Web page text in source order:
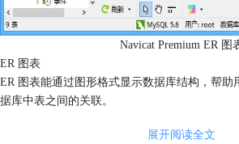
Navicat Premium ER 图
ER 图表
ER 图表能通过图形格式显示数据库结构，帮助
据库中表之间的关联。
展开阅读全文